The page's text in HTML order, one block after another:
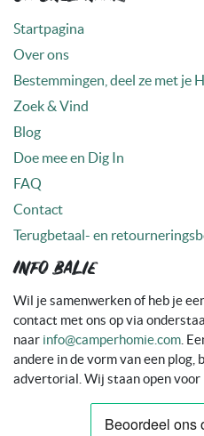
Startpagina
Over ons
Bestemmingen, deel ze met je
Zoek & Vind
Blog
Doe mee en Dig In
FAQ
Contact
Terugbetaal- en
Info balie
Wil je samenwerken of heb je
contact met ons op via
naar info@camperhomie.com .
andere in de vorm van een plog,
advertorial. Wij staan open